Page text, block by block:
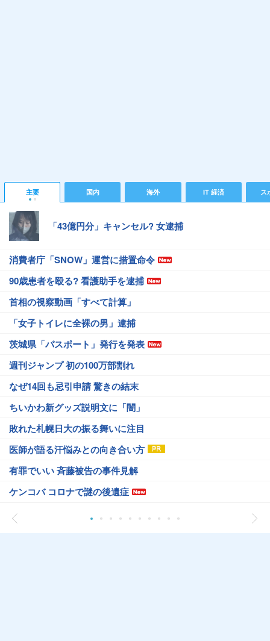
主要 国内 海外 IT 経済 ス
「43億円分」キャンセル? 女逮捕
消費者庁「SNOW」運営に措置命令
90歳患者を殴る? 看護助手を逮捕
首相の視察動画「すべて計算」
「女子トイレに全裸の男」逮捕
茨城県「パスポート」発行を発表
週刊ジャンプ 初の100万部割れ
なぜ14回も忌引申請 驚きの結末
ちいかわ新グッズ説明文に「闇」
敗れた札幌日大の振る舞いに注目
医師が語る汗悩みとの向き合い方
有罪でいい 斉藤被告の事件見解
ケンコバ コロナで謎の後遺症